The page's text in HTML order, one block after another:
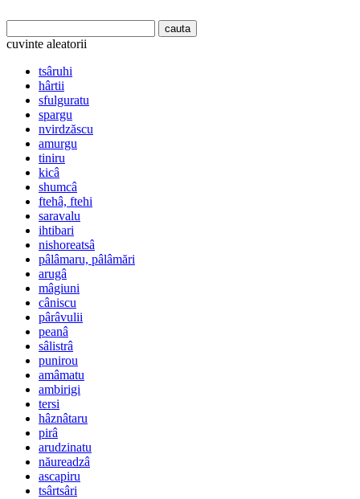
cuvinte aleatorii
tsâruhi
hârtii
sfulguratu
spargu
nvirdzăscu
amurgu
tiniru
kicâ
shumcâ
ftehâ, ftehi
saravalu
ihtibari
nishoreatsâ
pâlâmaru, pâlâmări
arugâ
mâgiuni
câniscu
pârâvulii
peanâ
sâlistrâ
punirou
amâmatu
ambirigi
tersi
hâznâtaru
pirâ
arudzinatu
năureadzâ
ascapiru
tsârtsâri